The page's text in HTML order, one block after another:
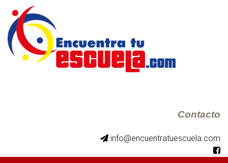
Contacto
info@encuentratuescuela.com